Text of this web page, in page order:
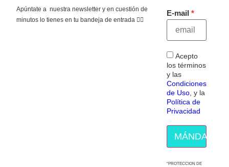
Apúntate a nuestra newsletter y en cuestión de
minutos lo tienes en tu bandeja de entrada 👇🏻
E-mail
Acepto
los términos
y las
Condiciones
de Uso, y la
Política de
Privacidad
MÁNDAME
“PROTECCION DE